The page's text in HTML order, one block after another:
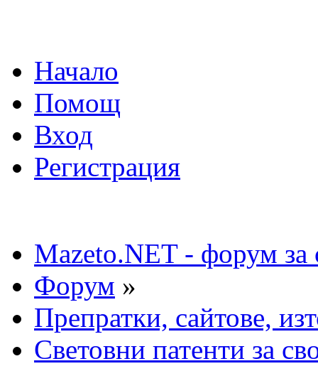
Начало
Помощ
Вход
Регистрация
Mazeto.NET - форум за
Форум »
Препратки, сайтове,
Световни патенти за